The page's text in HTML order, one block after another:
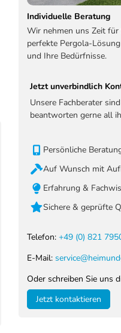
Individuelle Beratung
Wir nehmen uns Zeit
perfekte Pergola-
und Ihre Bedürfnisse.
Jetzt unverbindlich
Unsere Fachberater
beantworten gerne all
Persönliche
Auf Wunsch mit
Erfahrung &
Sichere & geprüfte
Telefon: +49 (0) 821
E-Mail:
Oder schreiben Sie uns
Jetzt kontaktieren